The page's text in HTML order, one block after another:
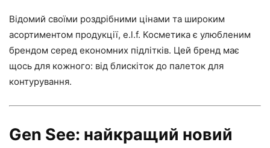
Відомий своїми роздрібними цінами та широким
асортиментом продукції, e.l.f. Косметика є улюбленим
брендом серед економних підлітків. Цей бренд має
щось для кожного: від блискіток до палеток для
контурування.
Gen See: найкращий новий